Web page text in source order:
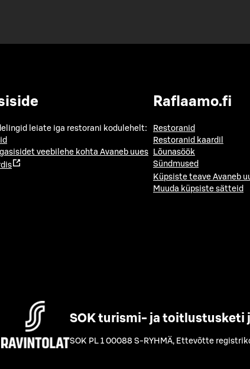
leiate iga restorani kodulehelt:
veebilehe kohta Avaneb uues
Raflaamo.fi
Restoranid
Restoranid kaardil
Lõunasöök
Sündmused
Küpsiste teave Avaneb
Muuda küpsiste sätteid
SOK turismi- ja toitlustusketi
SOK PL 1 00088 S-RYHMÄ, Ettevõtte